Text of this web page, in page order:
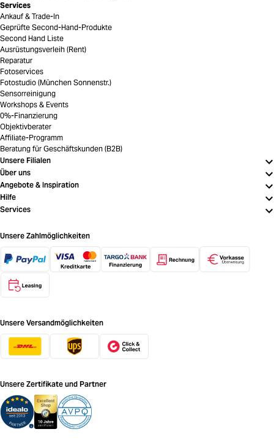
Services
Ankauf & Trade-In
Geprüfte Second-Hand-Produkte
Second Hand Liste
Ausrüstungsverleih (Rent)
Reparatur
Fotoservices
Fotostudio (München Sonnenstr.)
Sensorreinigung
Workshops & Events
0%-Finanzierung
Objektivberater
Affiliate-Programm
Beratung für Geschäftskunden (B2B)
Unsere Filialen
Über uns
Angebote & Inspiration
Hilfe
Services
Unsere Zahlmöglichkeiten
Unsere Versandmöglichkeiten
Unsere Zertifikate und Partner